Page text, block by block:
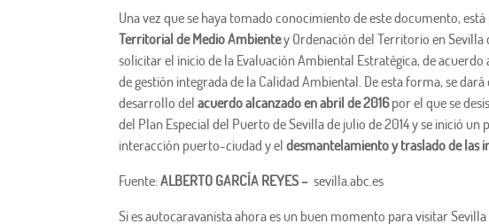
Una vez que se haya tomado conocimiento de este documento,
Territorial de Medio Ambientey Ordenación del Territorio en
solicitar el inicio de la Evaluación Ambiental Estratégica, de
de gestión integrada de la Calidad Ambiental. De esta forma, se
desarrollo delacuerdo alcanzado en abril de 2016por el que se
del Plan Especial del Puerto de Sevilla de julio de 2014 y se inició
interacción puerto-ciudad y eldesmantelamiento y traslado de las
Fuente:ALBERTO GARCÍA REYES – sevilla.abc.es
Si es autocaravanista ahora es un buen momento para visitar